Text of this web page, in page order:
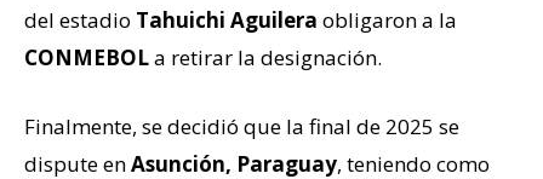
del estadio Tahuichi Aguilera obligaron a la
CONMEBOLa retirar la designación.
Finalmente, se decidió que la final de 2025 se
dispute enAsunción, Paraguay, teniendo como